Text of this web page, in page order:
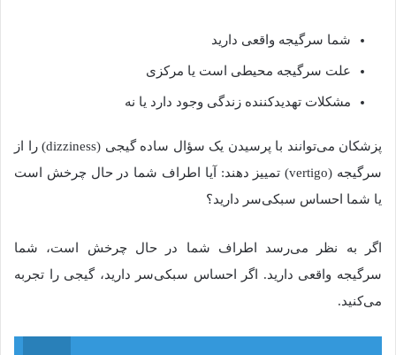
شما سرگیجه واقعی دارید
علت سرگیجه محیطی است یا مرکزی
مشکلات تهدیدکننده زندگی وجود دارد یا نه
پزشکان می‌توانند با پرسیدن یک سؤال ساده گیجی (dizziness) را از
سرگیجه (vertigo) تمییز دهند
:
آیا اطراف شما در حال چرخش است
یا شما احساس سبکی‌سر دارید؟
اگر به نظر می‌رسد اطراف شما در حال چرخش است، شما
سرگیجه واقعی دارید.
اگر احساس سبکی‌سر دارید، گیجی را تجربه
می‌کنید.